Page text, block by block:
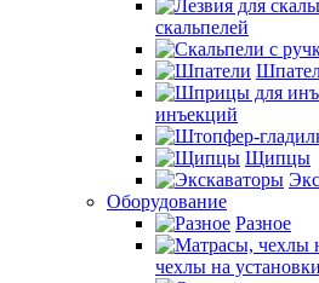
скальпелей
инъекций
Щипцы
Оборудование
Разное
чехлы на установки